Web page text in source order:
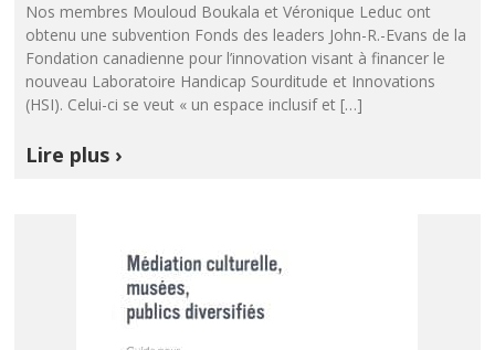
Nos membres Mouloud Boukala et Véronique Leduc ont
obtenu une subvention Fonds des leaders John-R.-Evans de la
Fondation canadienne pour l’innovation visant à financer le
nouveau Laboratoire Handicap Sourditude et Innovations
(HSI). Celui-ci se veut « un espace inclusif et […]
Lire plus ›